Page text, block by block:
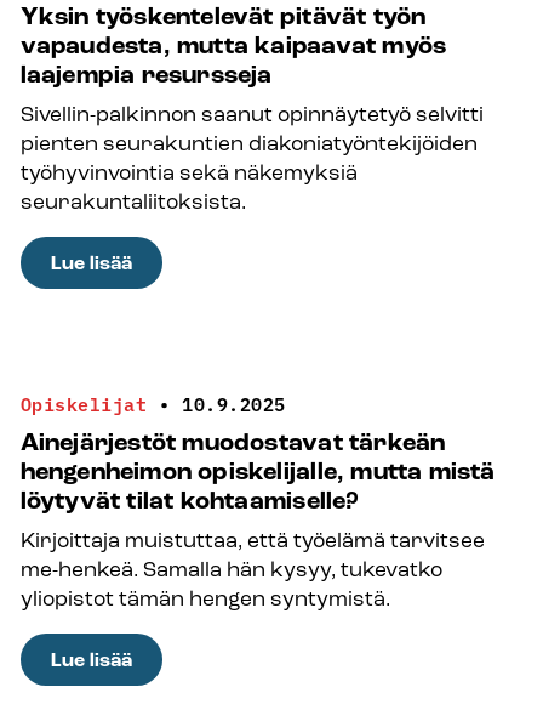
maksutonta
neuvontaa
kesätyöntekijöille
koko
kesän
ajan
Yksin työskentelevät pitävät työn
vapaudesta, mutta kaipaavat myös
laajempia resursseja
Sivellin-palkinnon saanut opinnäytetyö selvitti
pienten seurakuntien diakoniatyöntekijöiden
työhyvinvointia sekä näkemyksiä
seurakuntaliitoksista.
Lue lisää:
Yksin
vapaudesta,
mutta
kaipaavat
myös
laajempia
resursseja
Opiskelijat • 10.9.2025
Ainejärjestöt muodostavat tärkeän
hengenheimon opiskelijalle, mutta mistä
löytyvät tilat kohtaamiselle?
Kirjoittaja muistuttaa, että työelämä tarvitsee
me-henkeä. Samalla hän kysyy, tukevatko
yliopistot tämän hengen syntymistä.
Lue lisää:
Ainejärjestöt